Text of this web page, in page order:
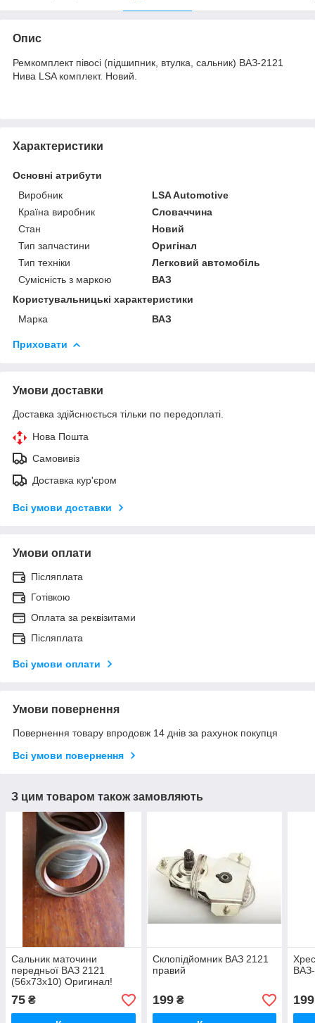
Опис
Ремкомплект півосі (підшипник, втулка, сальник) ВАЗ-2121
Нива LSA комплект. Новий.
Характеристики
Основні атрибути
Виробник
LSA Automotive
Країна виробник
Словаччина
Стан
Новий
Тип запчастини
Оригінал
Тип техніки
Легковий автомобіль
Сумісність з маркою
ВАЗ
Користувальницькі характеристики
Марка
ВАЗ
Приховати
Умови доставки
Доставка здійснюється тільки по передоплаті.
Нова Пошта
Самовивіз
Доставка кур'єром
Всі умови доставки
Умови оплати
Післяплата
Готівкою
Оплата за реквізитами
Післяплата
Всі умови оплати
Умови повернення
Повернення товару впродовж 14 днів за рахунок покупця
Всі умови повернення
З цим товаром також замовляють
Сальник маточини
передньої ВАЗ 2121
(56х73х10) Оригинал!
75 ₴
Склопідйомник ВАЗ 2121
правий
199₴ 199